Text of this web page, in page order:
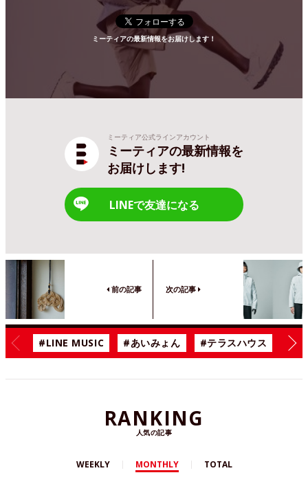
ミーティアの最新情報をお届けします！
ミーティア公式ラインアカウント
ミーティアの最新情報を
お届けします!
LINEで友達になる
前の記事 次の記事
#LINE MUSIC #あいみょん #テラスハウス #
RANKING
人気の記事
WEEKLY MONTHLY TOTAL